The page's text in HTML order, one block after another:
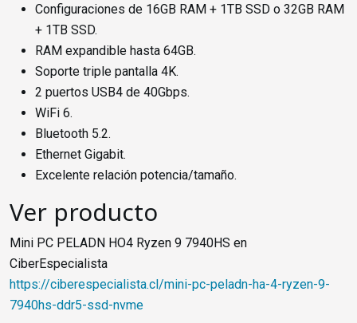
Configuraciones de 16GB RAM + 1TB SSD o 32GB RAM
+ 1TB SSD.
RAM expandible hasta 64GB.
Soporte triple pantalla 4K.
2 puertos USB4 de 40Gbps.
WiFi 6.
Bluetooth 5.2.
Ethernet Gigabit.
Excelente relación potencia/tamaño.
Ver producto
Mini PC PELADN HO4 Ryzen 9 7940HS en
CiberEspecialista
https://ciberespecialista.cl/mini-pc-peladn-ha-4-ryzen-9-
7940hs-ddr5-ssd-nvme